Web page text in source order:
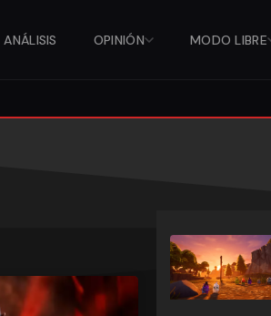
ANÁLISIS OPINIÓN MODO LIBRE